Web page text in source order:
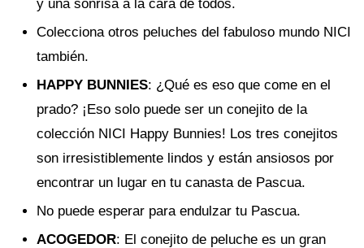
y una sonrisa a la cara de todos.
Colecciona otros peluches del fabuloso mundo NICI
también.
HAPPY BUNNIES: ¿Qué es eso que come en el
prado? ¡Eso solo puede ser un conejito de la
colección NICI Happy Bunnies! Los tres conejitos
son irresistiblemente lindos y están ansiosos por
encontrar un lugar en tu canasta de Pascua.
No puede esperar para endulzar tu Pascua.
ACOGEDOR: El conejito de peluche es un gran